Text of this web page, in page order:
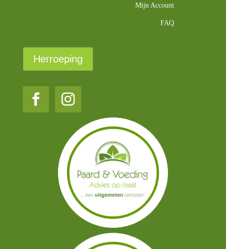
Mijn Account
FAQ
Herroeping